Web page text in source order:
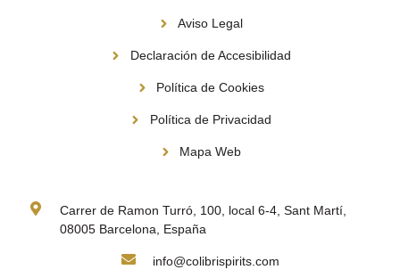
Aviso Legal
Declaración de Accesibilidad
Política de Cookies
Política de Privacidad
Mapa Web
Carrer de Ramon Turró, 100, local 6-4, Sant Martí,
08005 Barcelona, España
info@colibrispirits.com